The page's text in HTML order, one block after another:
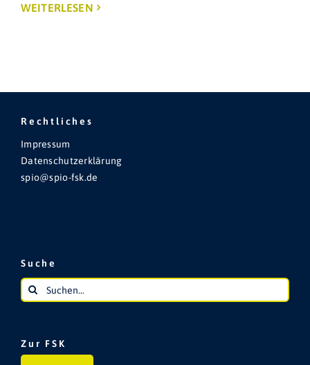
WEITERLESEN
Rechtliches
Impressum
Datenschutzerklärung
spio@spio-fsk.de
Suche
Suche
nach:
Zur FSK